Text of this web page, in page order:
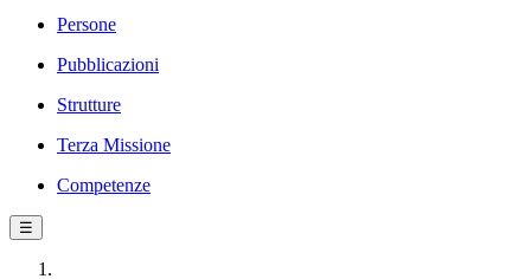
Persone
Pubblicazioni
Strutture
Terza Missione
Competenze
☰